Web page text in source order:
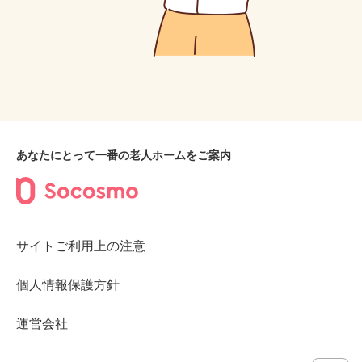
あなたにとって一番の老人ホームをご案内
サイトご利用上の注意
個人情報保護方針
運営会社